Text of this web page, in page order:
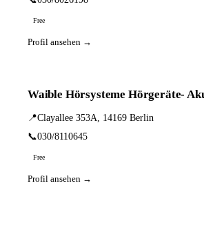
Free
Profil ansehen →
Waible Hörsysteme Hörgeräte-
📍Clayallee 353A, 14169 Berlin
📞030/8110645
Free
Profil ansehen →